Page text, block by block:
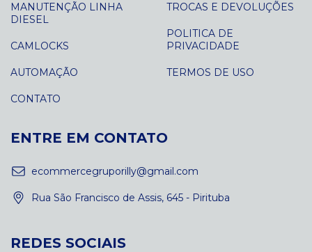
MANUTENÇÃO LINHA
DIESEL
CAMLOCKS
AUTOMAÇÃO
CONTATO
TROCAS E DEVOLUÇÕES
POLITICA DE
PRIVACIDADE
TERMOS DE USO
ENTRE EM CONTATO
ecommercegruporilly@gmail.com
Rua São Francisco de Assis, 645 - Pirituba
REDES SOCIAIS